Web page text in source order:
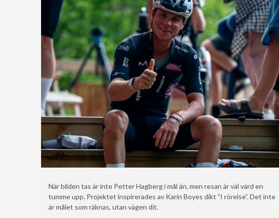
När bilden tas är inte Petter Hagberg i mål än, men resan är väl värd en
tumme upp. Projektet inspirerades av Karin Boyes dikt ”I rörelse”. Det inte
är målet som räknas, utan vägen dit.